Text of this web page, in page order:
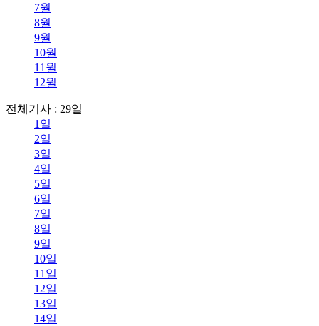
7월
8월
9월
10월
11월
12월
전체기사 : 29일
1일
2일
3일
4일
5일
6일
7일
8일
9일
10일
11일
12일
13일
14일